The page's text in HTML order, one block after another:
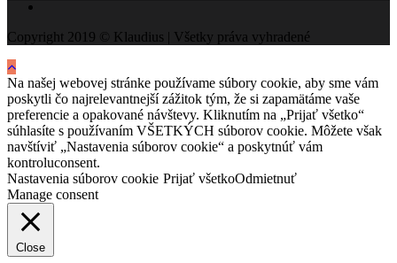
Copyright 2019 © Klaudius | Všetky práva vyhradené
Na našej webovej stránke používame súbory cookie, aby sme vám
poskytli čo najrelevantnejší zážitok tým, že si zapamätáme vaše
preferencie a opakované návštevy. Kliknutím na „Prijať všetko“
súhlasíte s používaním VŠETKÝCH súborov cookie. Môžete však
navštíviť „Nastavenia súborov cookie“ a poskytnúť vám
kontroluconsent.
Nastavenia súborov cookie Prijať všetkoOdmietnuť
Manage consent
Close